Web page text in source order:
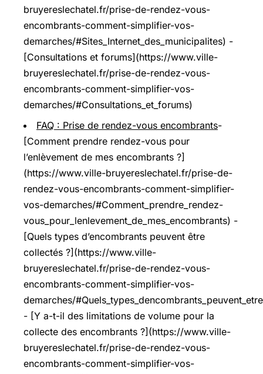
bruyereslechatel.fr/prise-de-rendez-vous-
encombrants-comment-simplifier-vos-
demarches/#Sites_Internet_des_municipalites) -
[Consultations et forums](https://www.ville-
bruyereslechatel.fr/prise-de-rendez-vous-
encombrants-comment-simplifier-vos-
demarches/#Consultations_et_forums)
FAQ : Prise de rendez-vous encombrants-
[Comment prendre rendez-vous pour
l’enlèvement de mes encombrants ?]
(https://www.ville-bruyereslechatel.fr/prise-de-
rendez-vous-encombrants-comment-simplifier-
vos-demarches/#Comment_prendre_rendez-
vous_pour_lenlevement_de_mes_encombrants) -
[Quels types d’encombrants peuvent être
collectés ?](https://www.ville-
bruyereslechatel.fr/prise-de-rendez-vous-
encombrants-comment-simplifier-vos-
demarches/
- [Y a-t-il des limitations de volume pour la
collecte des encombrants ?](https://www.ville-
bruyereslechatel.fr/prise-de-rendez-vous-
encombrants-comment-simplifier-vos-